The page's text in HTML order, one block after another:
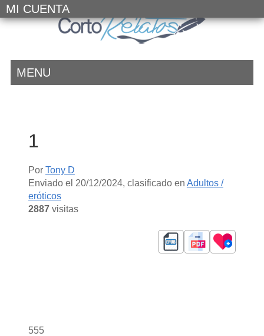
MI CUENTA
MENU
1
Por Tony D
Enviado el 20/12/2024, clasificado en Adultos /
eróticos
2887visitas
555